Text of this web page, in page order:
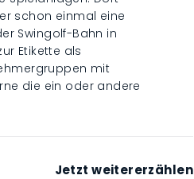
schon einmal eine
Swingolf-Bahn in
Etikette als
mit
die ein oder andere
Jetzt weitererzählen